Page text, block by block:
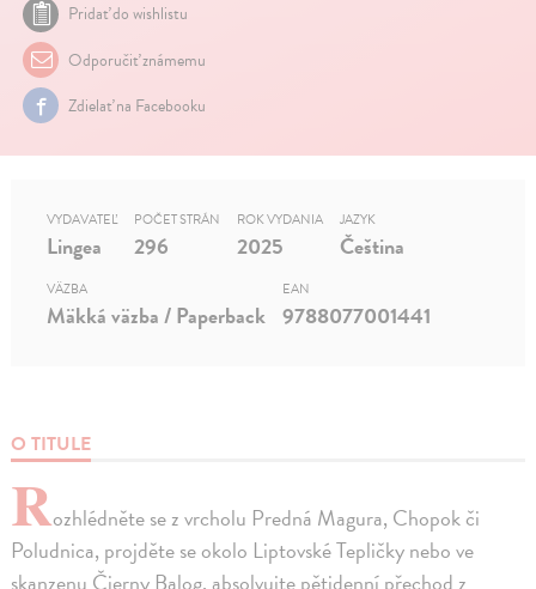
Pridať do wishlistu
Odporučiť známemu
Zdielať na Facebooku
O TITULE
Rozhlédněte se z vrcholu Predná Magura, Chopok či
Poludnica, projděte se okolo Liptovské Tepličky nebo ve
skanzenu Čierny Balog, absolvujte pětidenní přechod z
VYDAVATEĽ
Lingea
POČET STRÁN
296
ROK VYDANIA
2025
JAZYK
Čeština
VÄZBA
Mäkká väzba / Paperback
EAN
9788077001441